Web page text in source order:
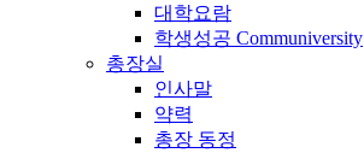
대학요람
학생성공 Communiversity
총장실
인사말
약력
총장 동정